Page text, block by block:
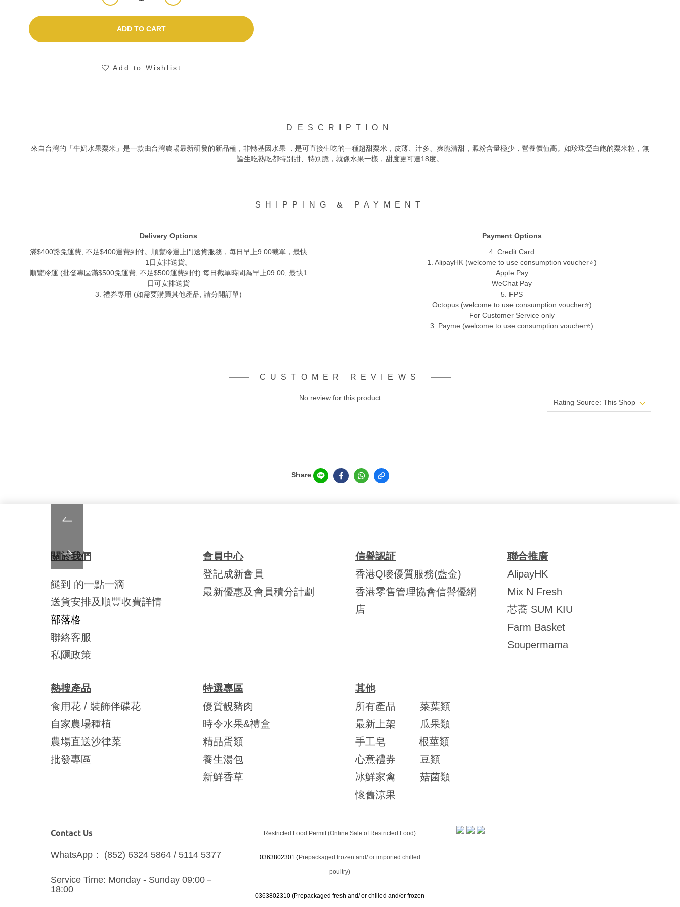
ADD TO CART
Add to Wishlist
DESCRIPTION
來自台灣的「牛奶水果粟米」是一款由台灣農場最新研發的新品種，非轉基因水果 ，是可直接生吃的一種超甜粟米，皮薄、汁多、爽脆清甜，澱粉含量極少，營養價值高。如珍珠瑩白飽的粟米粒，無
論生吃熟吃都特別甜、特別脆，就像水果一樣，甜度更可達18度。
SHIPPING & PAYMENT
Delivery Options
滿$400豁免運費, 不足$400運費到付。順豐冷運上門送貨服務，每日早上9:00截單，最快
1日安排送貨。
順豐冷運 (批發專區滿$500免運費, 不足$500運費到付) 每日截單時間為早上09:00, 最快1
日可安排送貨
3. 禮券專用 (如需要購買其他產品, 請分開訂單)
Payment Options
4. Credit Card
1. AlipayHK (welcome to use consumption voucher⭐)
Apple Pay
WeChat Pay
5. FPS
Octopus (welcome to use consumption voucher⭐)
For Customer Service only
3. Payme (welcome to use consumption voucher⭐)
CUSTOMER REVIEWS
No review for this product
Share
關於我們
餸到 的一點一滴
送貨安排及順豐收費詳情
部落格
聯絡客服
私隱政策
會員中心
登記成新會員
最新優惠及會員積分計劃
信譽認証
香港Q嘜優質服務(藍金)
香港零售管理協會信譽優網
店
聯合推廣
AlipayHK
Mix N Fresh
芯蕎 SUM KIU
Farm Basket
Soupermama
熱搜產品
食用花 / 裝飾伴碟花
自家農場種植
農場直送沙律菜
批發專區
特選專區
優質靚豬肉
時令水果&禮盒
精品蛋類
養生湯包
新鮮香草
其他
所有產品
菜葉類
最新上架
瓜果類
手工皂
根莖類
心意禮券
豆類
冰鮮家禽
菇菌類
懷舊涼果
Contact Us
WhatsApp： (852) 6324 5864 / 5114 5377
Service Time: Monday - Sunday 09:00－
18:00
Restricted Food Permit (Online Sale of Restricted Food)
0363802301 (Prepackaged frozen and/ or imported chilled
poultry)
0363802310 (Prepackaged fresh and/ or chilled and/or frozen